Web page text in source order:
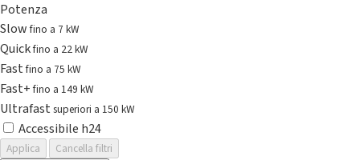
Potenza
Slowfino a 7 kW
Quickfino a 22 kW
Fastfino a 75 kW
Fast+fino a 149 kW
Ultrafast superiori a 150 kW
Accessibile h24
Applica
Cancella filtri